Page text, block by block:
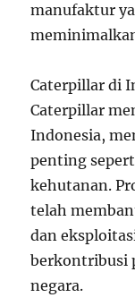
manufaktur
Caterpillar di
Caterpillar
Indonesia,
penting
kehutanan.
telah
dan
berkontribusi
negara.